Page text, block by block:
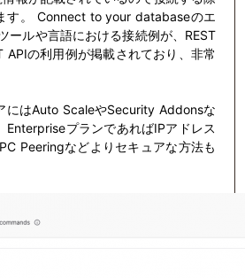
す。 Connect to your databaseのエ
ールや言語における接続例が、REST
APIの利用例が掲載されており、非常
にはAuto ScaleやSecurity Addonsな
EnterpriseプランであればIPアドレス
Peeringなどよりセキュアな方法も